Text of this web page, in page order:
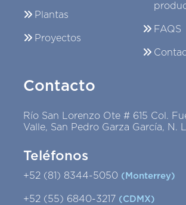
Plantas
Proyectos
FAQS
Contacto
Río San Lorenzo Ote # 615 Col.
Valle, San Pedro Garza García, N.
Teléfonos
+52 (81) 8344-5050 (Monterrey)
+52 (55) 6840-3217 (CDMX)